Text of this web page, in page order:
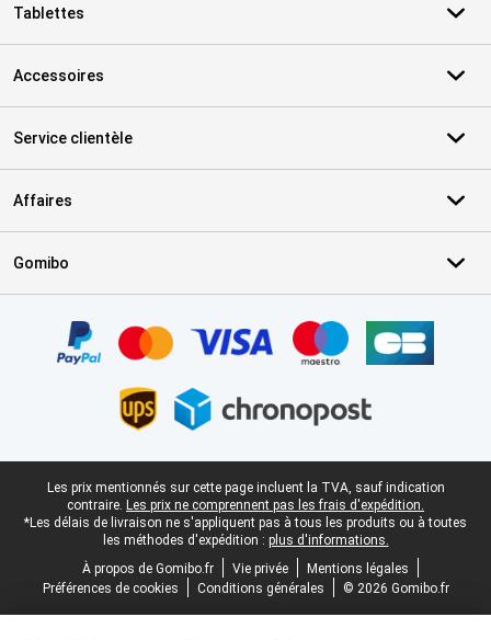
Tablettes
Accessoires
Service clientèle
Affaires
Gomibo
Pied-de-page légal
Les prix mentionnés sur cette page incluent la TVA, sauf indication
contraire. Les prix ne comprennent pas les frais d'expédition.
*Les délais de livraison ne s'appliquent pas à tous les produits ou à toutes
les méthodes d'expédition : plus d'informations.
À propos de Gomibo.fr
Vie privée
Mentions légales
Préférences de cookies
Conditions générales © 2026 Gomibo.fr